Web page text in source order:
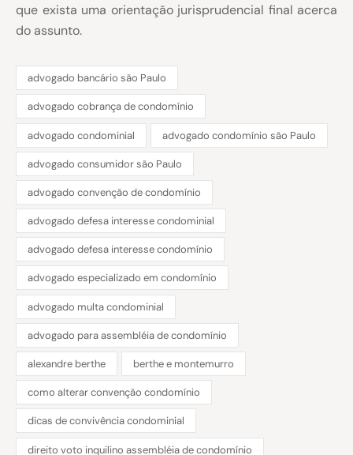
que exista uma orientação jurisprudencial final acerca
do assunto.
advogado bancário são Paulo
advogado cobrança de condomínio
advogado condominial advogado condomínio são Paulo
advogado consumidor são Paulo
advogado convenção de condomínio
advogado defesa interesse condominial
advogado defesa interesse condomínio
advogado especializado em condomínio
advogado multa condominial
advogado para assembléia de condomínio
alexandre berthe berthe e montemurro
como alterar convenção condomínio
dicas de convivência condominial
direito voto inquilino assembléia de condomínio